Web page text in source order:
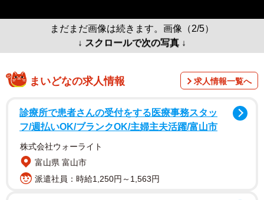
まだまだ画像は続きます。画像（2/5）
↓ スクロールで次の写真 ↓
まいどなの求人情報 求人情報一覧へ
診療所で患者さんの受付をする医療事務スタッ
フ/週払いOK/ブランクOK/主婦主夫活躍/富山市
株式会社ウォーライト
富山県 富山市
派遣社員：時給1,250円～1,563円